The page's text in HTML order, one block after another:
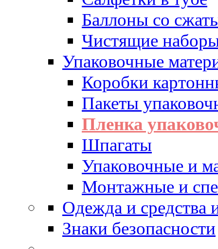
Баллоны со
Чистящие
Упаковочные
Коробки
Пакеты
Пленка
Шпагаты
Упаковочные и
Монтажные и
Одежда и средства
Знаки безопасности